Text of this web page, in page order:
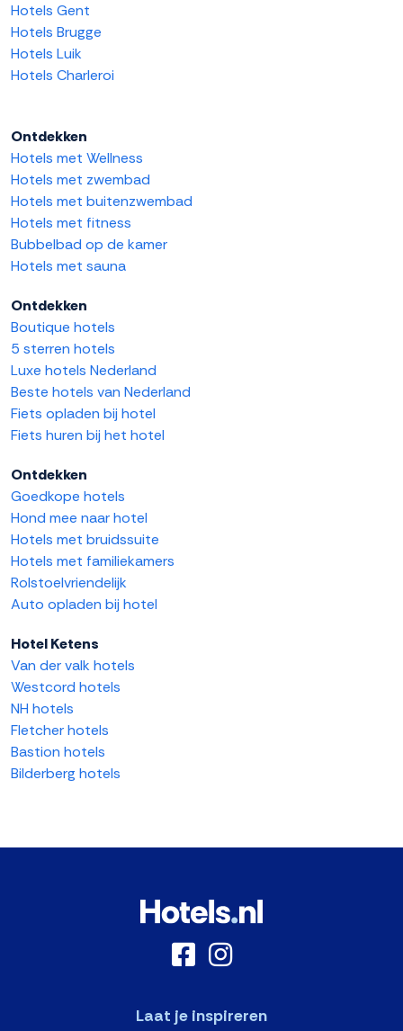
Hotels Gent
Hotels Brugge
Hotels Luik
Hotels Charleroi
Ontdekken
Hotels met Wellness
Hotels met zwembad
Hotels met buitenzwembad
Hotels met fitness
Bubbelbad op de kamer
Hotels met sauna
Ontdekken
Boutique hotels
5 sterren hotels
Luxe hotels Nederland
Beste hotels van Nederland
Fiets opladen bij hotel
Fiets huren bij het hotel
Ontdekken
Goedkope hotels
Hond mee naar hotel
Hotels met bruidssuite
Hotels met familiekamers
Rolstoelvriendelijk
Auto opladen bij hotel
Hotel Ketens
Van der valk hotels
Westcord hotels
NH hotels
Fletcher hotels
Bastion hotels
Bilderberg hotels
Laat je inspireren